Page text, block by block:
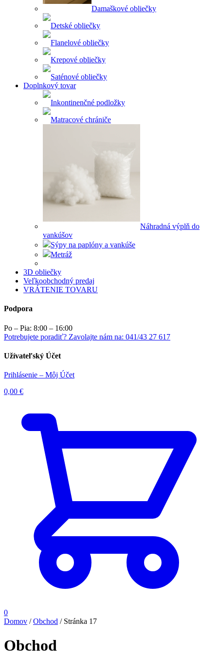
Damaškové obliečky
Detské obliečky
Flanelové obliečky
Krepové obliečky
Saténové obliečky
Doplnkový tovar
Inkontinenčné podložky
Matracové chrániče
Náhradná výplň do
vankúšov
Sýpy na paplóny a vankúše
Metráž
3D obliečky
Veľkoobchodný predaj
VRÁTENIE TOVARU
Podpora
Po – Pia: 8:00 – 16:00
Potrebujete poradiť? Zavolajte nám na: 041/43 27 617
Užívateľský Účet
Prihlásenie – Môj Účet
0,00 €
0
Domov /Obchod / Stránka 17
Obchod